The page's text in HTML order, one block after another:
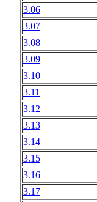
3.06
3.07
3.08
3.09
3.10
3.11
3.12
3.13
3.14
3.15
3.16
3.17